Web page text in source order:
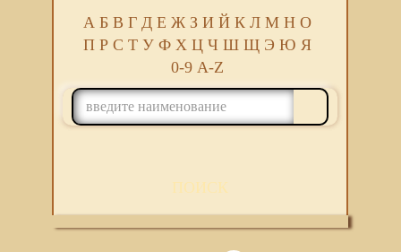
А Б В Г Д Е Ж З И Й К Л М Н О
П Р С Т У Ф Х Ц Ч Ш Щ Э Ю Я
0-9 A-Z
ПОИСК